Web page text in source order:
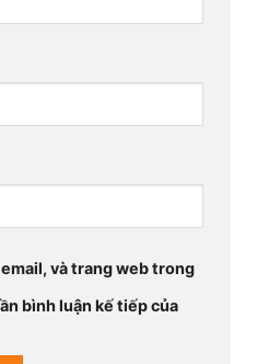
và trang web trong
bình luận kế tiếp của